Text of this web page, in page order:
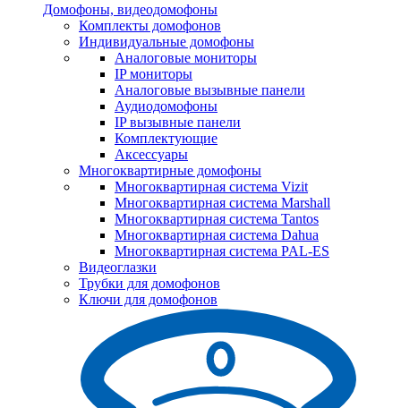
Домофоны, видеодомофоны
Комплекты домофонов
Индивидуальные домофоны
Аналоговые мониторы
IP мониторы
Аналоговые вызывные панели
Аудиодомофоны
IP вызывные панели
Комплектующие
Аксессуары
Многоквартирные домофоны
Многоквартирная система Vizit
Многоквартирная система Marshall
Многоквартирная система Tantos
Многоквартирная система Dahua
Многоквартирная система PAL-ES
Видеоглазки
Трубки для домофонов
Ключи для домофонов